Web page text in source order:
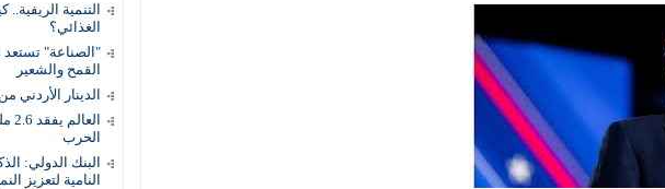
التنمية
الغذائي؟
"الصناعة"
القمح والشعير
الدينار الأردني
الحرب
البنك الدولي:
النامية لتعزيز